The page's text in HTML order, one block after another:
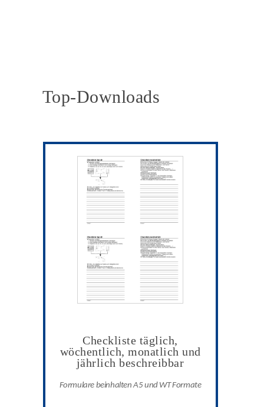
Top-Downloads
Checkliste täglich,
wöchentlich, monatlich und
jährlich beschreibbar
Formulare beinhalten A5 und WT Formate